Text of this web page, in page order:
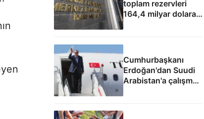
toplam rezervleri
164,4 milyar dolara
yükseldi
Cumhurbaşkanı
Erdoğan'dan Suudi
Arabistan'a çalışma